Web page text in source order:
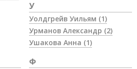
У
Уолдгрейв Уильям (1)
Урманов Александр (2)
Ушакова Анна (1)
Ф